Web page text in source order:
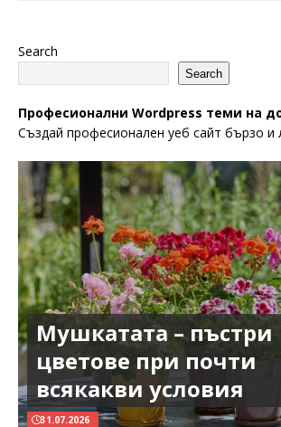
Search
Search
Професионални Wordpress теми на
Създай професионален уеб сайт бързо и
Мушкатата – пъстри
цветове при почти
всякакви условия
31.07.2026